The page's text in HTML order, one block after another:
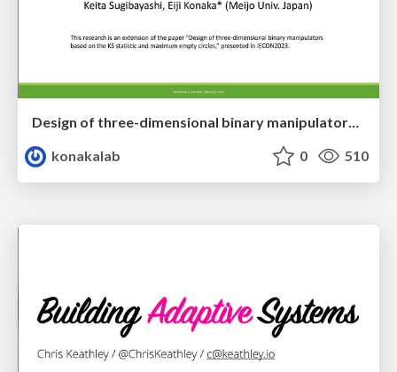
Design of three-dimensional binary manipulators for pick-and-place task avoiding obstacles (IECON2024)
konakalab
0 510